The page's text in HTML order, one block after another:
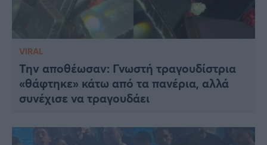
VIRAL
Την αποθέωσαν: Γνωστή τραγουδίστρια
«θάφτηκε» κάτω από τα πανέρια, αλλά
συνέχισε να τραγουδάει